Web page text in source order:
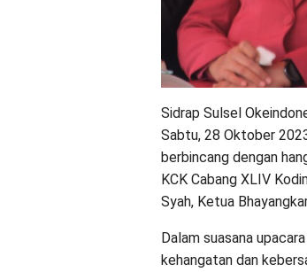
Sidrap Sulsel
Sabtu, 28 Oktober
berbincang dengan
KCK Cabang XLIV
Syah, Ketua
Dalam suasana
kehangatan dan